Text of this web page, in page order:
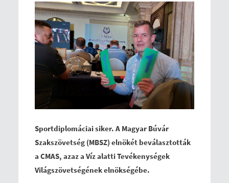
Sportdiplomáciai siker. A Magyar Búvár
Szakszövetség (MBSZ) elnökét beválasztották
a CMAS, azaz a Víz alatti Tevékenységek
Világszövetségének elnökségébe.